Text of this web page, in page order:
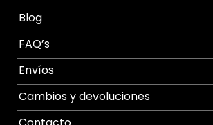
Blog
FAQ’s
Envíos
Cambios y devoluciones